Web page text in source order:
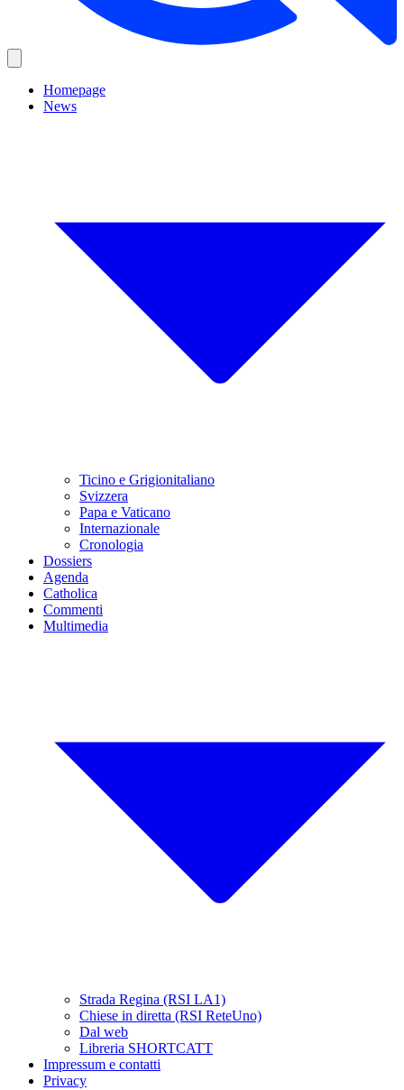
Homepage
News
Ticino e Grigionitaliano
Svizzera
Papa e Vaticano
Internazionale
Cronologia
Dossiers
Agenda
Catholica
Commenti
Multimedia
Strada Regina (RSI LA1)
Chiese in diretta (RSI ReteUno)
Dal web
Libreria SHORTCATT
Impressum e contatti
Privacy